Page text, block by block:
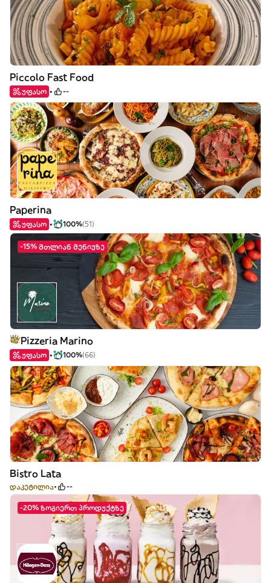
Piccolo Fast Food
უფასო --
Paperina
უფასო 100%(51)
-15% მთლიან მენიუზე
Pizzeria Marino
უფასო 100%(66)
Bistro Lata
დაკეტილია --
-20% ზოგიერთ პროდუქტზე